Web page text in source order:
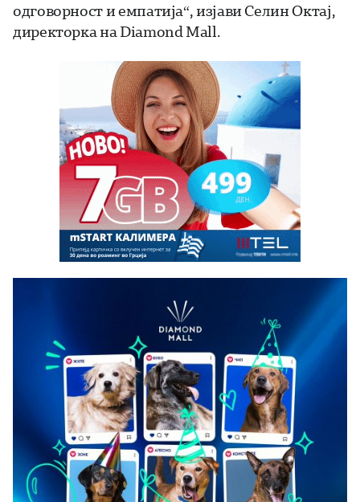
одговорност и емпатија“, изјави Селин Октај,
директорка на Diamond Mall.